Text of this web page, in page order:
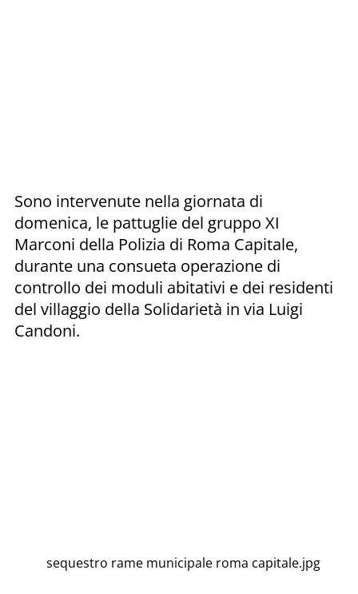
sequestro rame municipale roma capitale.jpg
Sono intervenute nella giornata di
domenica, le pattuglie del gruppo XI
Marconi della Polizia di Roma Capitale,
durante una consueta operazione di
controllo dei moduli abitativi e dei residenti
del villaggio della Solidarietà in via Luigi
Candoni.